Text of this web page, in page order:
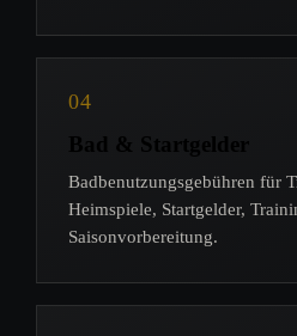
04
Bad & Startgelder
Badbenutzungsgebühren für
Heimspiele, Startgelder,
Saisonvorbereitung.